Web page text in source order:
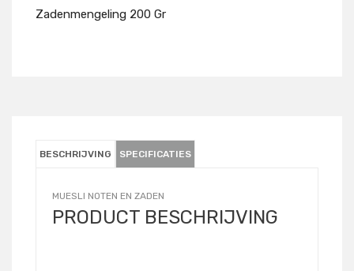
Zadenmengeling 200 Gr
BESCHRIJVING SPECIFICATIES
MUESLI NOTEN EN ZADEN
PRODUCT BESCHRIJVING